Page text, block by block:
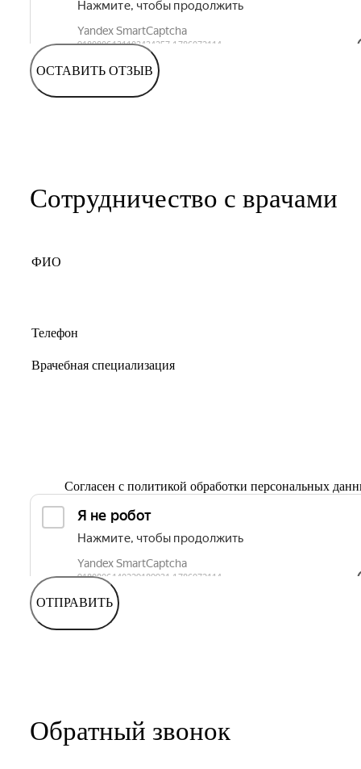
ОСТАВИТЬ ОТЗЫВ
Сотрудничество с врачами
Согласен с политикой обработки персональных
ОТПРАВИТЬ
Обратный звонок